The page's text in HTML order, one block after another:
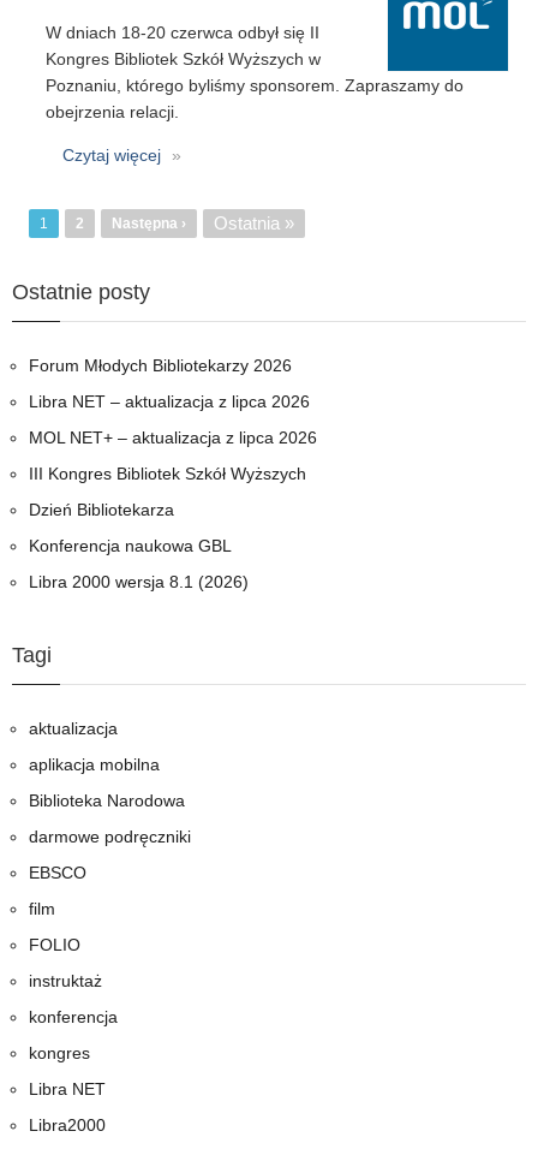
W dniach 18-20 czerwca odbył się II
Kongres Bibliotek Szkół Wyższych w
Poznaniu, którego byliśmy sponsorem. Zapraszamy do
obejrzenia relacji.
Czytaj więcej
o
Kongres
Bibliotek
Stronicowanie
1 Strona
2
Następna
Następna ›
Ostatnia
Ostatnia »
Ostatnie posty
Forum Młodych Bibliotekarzy 2026
Libra NET – aktualizacja z lipca 2026
MOL NET+ – aktualizacja z lipca 2026
III Kongres Bibliotek Szkół Wyższych
Dzień Bibliotekarza
Konferencja naukowa GBL
Libra 2000 wersja 8.1 (2026)
Tagi
aktualizacja
aplikacja mobilna
Biblioteka Narodowa
darmowe podręczniki
EBSCO
film
FOLIO
instruktaż
konferencja
kongres
Libra NET
Libra2000